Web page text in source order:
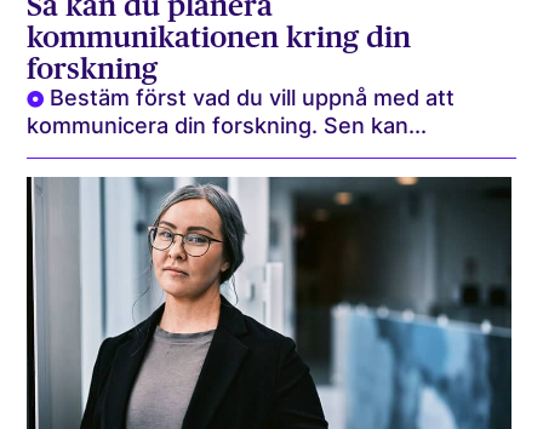
kommunikationen kring din
forskning
Bestäm först vad du vill uppnå med att
kommunicera din forskning. Sen kan...